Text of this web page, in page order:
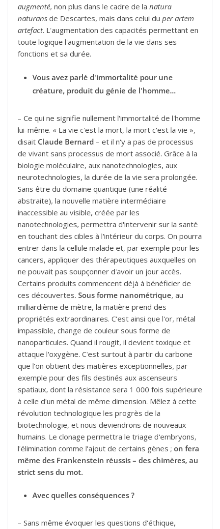
augmenté, non plus dans le cadre de la natura
naturans de Descartes, mais dans celui du per artem
artefact. L'augmentation des capacités permettant en
toute logique l'augmentation de la vie dans ses
fonctions et sa durée.
Vous avez parlé d'immortalité pour une
créature, produit du génie de l'homme...
– Ce qui ne signifie nullement l'immortalité de l'homme
lui-même. « La vie c'est la mort, la mort c'est la vie »,
disait Claude Bernard – et il n'y a pas de processus
de vivant sans processus de mort associé. Grâce à la
biologie moléculaire, aux nanotechnologies, aux
neurotechnologies, la durée de la vie sera prolongée.
Sans être du domaine quantique (une réalité
abstraite), la nouvelle matière intermédiaire
inaccessible au visible, créée par les
nanotechnologies, permettra d'intervenir sur la santé
en touchant des cibles à l'intérieur du corps. On pourra
entrer dans la cellule malade et, par exemple pour les
cancers, appliquer des thérapeutiques auxquelles on
ne pouvait pas soupçonner d'avoir un jour accès.
Certains produits commencent déjà à bénéficier de
ces découvertes. Sous forme nanométrique, au
milliardième de mètre, la matière prend des
propriétés extraordinaires. C'est ainsi que l'or, métal
impassible, change de couleur sous forme de
nanoparticules. Quand il rougit, il devient toxique et
attaque l'oxygène. C'est surtout à partir du carbone
que l'on obtient des matières exceptionnelles, par
exemple pour des fils destinés aux ascenseurs
spatiaux, dont la résistance sera 1 000 fois supérieure
à celle d'un métal de même dimension. Mêlez à cette
révolution technologique les progrès de la
biotechnologie, et nous deviendrons de nouveaux
humains. Le clonage permettra le triage d'embryons,
l'élimination comme l'ajout de certains gènes ; on fera
même des Frankenstein réussis – des chimères, au
strict sens du mot.
Avec quelles conséquences ?
– Sans même évoquer les questions d'éthique,